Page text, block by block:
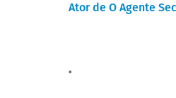
Ator de O Agente